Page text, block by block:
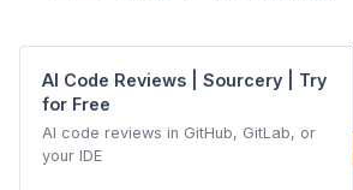
AI Code Reviews | Sourcery | Try
for Free
AI code reviews in GitHub, GitLab, or
your IDE